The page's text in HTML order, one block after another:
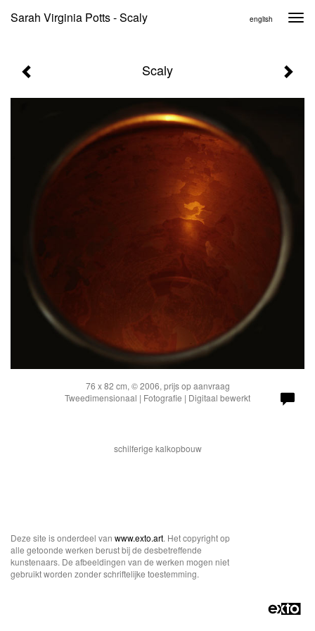
Sarah Virginia Potts - Scaly english
Scaly
76 x 82 cm, © 2006, prijs op aanvraag
Tweedimensionaal | Fotografie | Digitaal bewerkt
schilferige kalkopbouw
Deze site is onderdeel van www.exto.art. Het copyright op
alle getoonde werken berust bij de desbetreffende
kunstenaars. De afbeeldingen van de werken mogen niet
gebruikt worden zonder schriftelijke toestemming.